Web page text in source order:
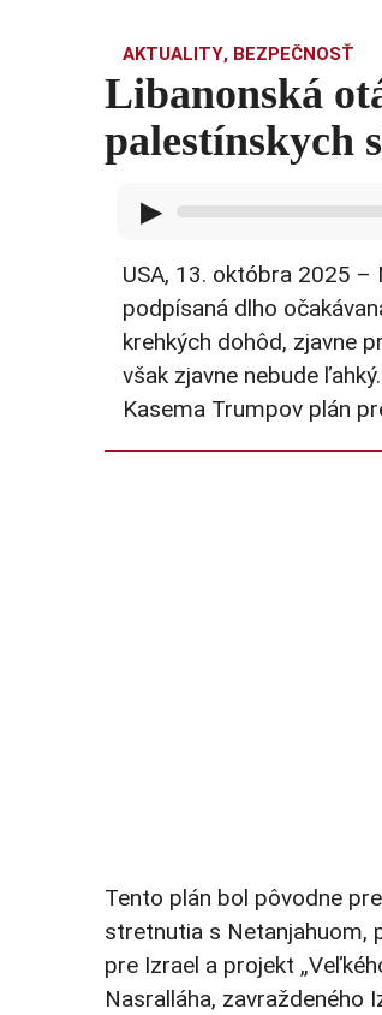
AKTUALITY, BEZPEČNOSŤ
Libanonská
palestínskych
▶
USA, 13. októbra 2025 –
podpísaná dlho
krehkých dohôd, zjavne
však zjavne nebude
Kasema Trumpov plán
Tento plán bol pôvodne
stretnutia s Netanjahuom,
pre Izrael a projekt
Nasralláha, zavraždeného